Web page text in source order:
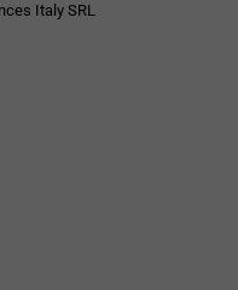
Italy SRL